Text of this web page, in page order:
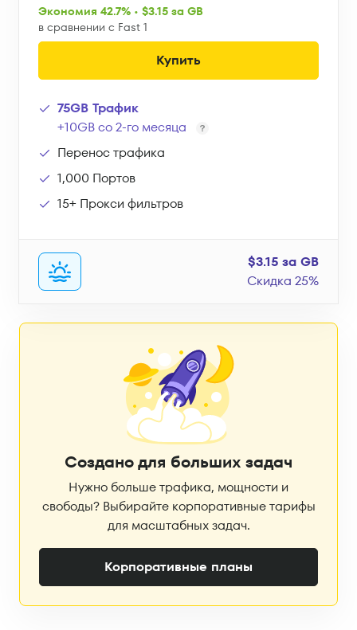
Экономия 42.7% • $3.15 за GB
в сравнении с Fast 1
Купить
75GB Трафик
+10GB со 2-го месяца
Перенос трафика
1,000 Портов
15+ Прокси фильтров
$3.15 за GB
Скидка 25%
Создано для больших задач
Нужно больше трафика, мощности и
свободы? Выбирайте корпоративные тарифы
для масштабных задач.
Корпоративные планы